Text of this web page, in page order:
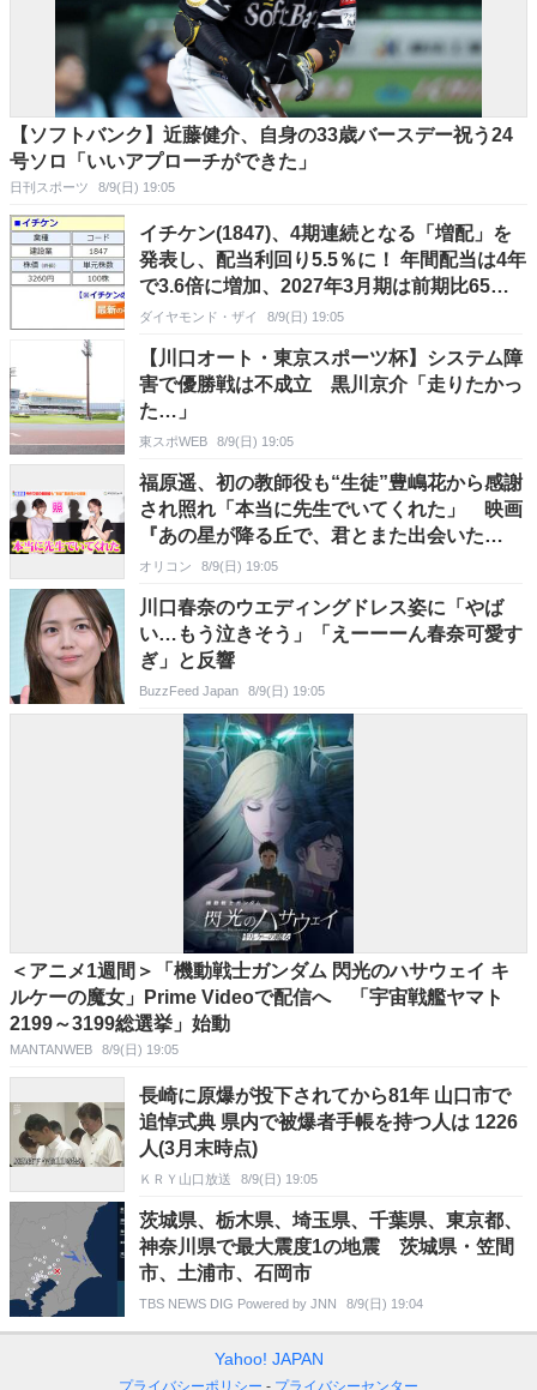
【ソフトバンク】近藤健介、自身の33歳バースデー祝う24
号ソロ「いいアプローチができた」
日刊スポーツ 8/9(日) 19:05
イチケン(1847)、4期連続となる「増配」を
発表し、配当利回り5.5％に！ 年間配当は4年
で3.6倍に増加、2027年3月期は前期比65円
増の｢1株あたり180円｣に
ダイヤモンド・ザイ 8/9(日) 19:05
【川口オート・東京スポーツ杯】システム障
害で優勝戦は不成立 黒川京介「走りたかっ
た…」
東スポWEB 8/9(日) 19:05
福原遥、初の教師役も“生徒”豊嶋花から感謝
され照れ「本当に先生でいてくれた」 映画
『あの星が降る丘で、君とまた出会いた
い。』公開御礼舞台挨拶
オリコン 8/9(日) 19:05
川口春奈のウエディングドレス姿に「やば
い…もう泣きそう」「えーーーん春奈可愛す
ぎ」と反響
BuzzFeed Japan 8/9(日) 19:05
＜アニメ1週間＞「機動戦士ガンダム 閃光のハサウェイ キ
ルケーの魔女」Prime Videoで配信へ 「宇宙戦艦ヤマト
2199～3199総選挙」始動
MANTANWEB 8/9(日) 19:05
長崎に原爆が投下されてから81年 山口市で
追悼式典 県内で被爆者手帳を持つ人は 1226
人(3月末時点)
ＫＲＹ山口放送 8/9(日) 19:05
茨城県、栃木県、埼玉県、千葉県、東京都、
神奈川県で最大震度1の地震 茨城県・笠間
市、土浦市、石岡市
TBS NEWS DIG Powered by JNN 8/9(日) 19:04
Yahoo! JAPAN
プライバシーポリシー プライバシーセンター